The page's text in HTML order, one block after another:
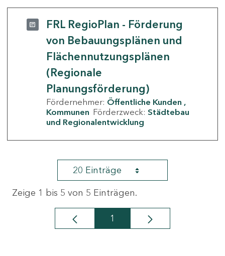
FRL RegioPlan - Förderung
von Bebauungsplänen und
Flächennutzungsplänen
(Regionale
Planungsförderung)
Fördernehmer: Öffentliche Kunden
Kommunen Förderzweck: Städtebau
und Regionalentwicklung
20 Einträge
Zeige 1 bis 5 von 5 Einträgen.
Seite
1